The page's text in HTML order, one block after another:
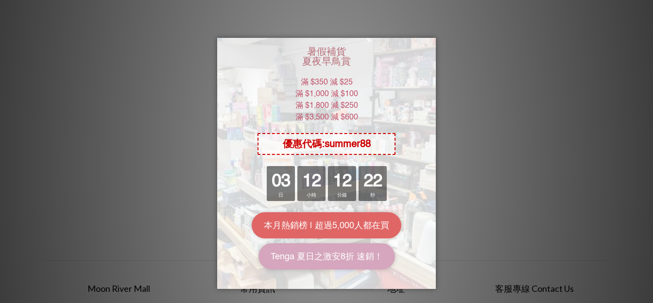
【商品描述】
SVAKOM無線遙控跳蛋
有質感的包裝和時尚的遙控跳蛋
強勁但超靜音 即使初學者也能輕鬆拍攝野外遙控play視頻
控制距離最遠可到10 米，和親愛的ta玩出不同花樣。
真實還原漫畫小說中的色情場景
5+1種震動模式，5種震動強度
凸起螺旋波紋，可輕輕按摩敏感區域
採用優質矽膠材料
IPX7級防水，便於用後清洗
USB充電，使用方便！
Enter
Moon River Mall 常用資訊 地址 客服專線 Contact Us